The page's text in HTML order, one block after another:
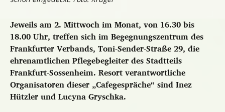
Jeweils am 2. Mittwoch im Monat, von 16.30 bis
18.00 Uhr, treffen sich im Begegnungszentrum des
Frankfurter Verbands, Toni-Sender-Straße 29, die
ehrenamtlichen Pflegebegleiter des Stadtteils
Frankfurt-Sossenheim. Resort verantwortliche
Organisatoren dieser „Cafegespräche“ sind Inez
Hützler und Lucyna Gryschka.